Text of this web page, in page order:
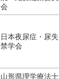
会
日本夜尿症・尿失
禁学会
山形県理学療法士